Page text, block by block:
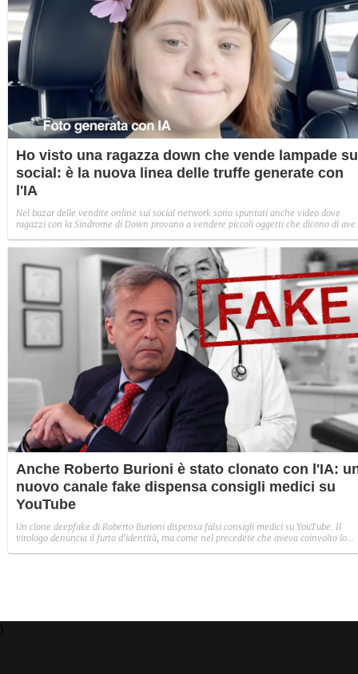
Ho visto una ragazza down che vende lampade
social: è la nuova linea delle truffe generate con
l'IA
Nel bazar delle vendite online sui social network sono spuntati anche video dove
ragazzi con la Sindrome di Down provano a vendere piccoli oggetti che dicono di aver
profilo non c'è niente di reale.
Anche Roberto Burioni è stato clonato con l'IA:
nuovo canale fake dispensa consigli medici su
YouTube
Un clone deepfake di Roberto Burioni dispensa falsi consigli medici su YouTube. Il
virologo denuncia il furto d'identità, ma come nel precedete che aveva coinvolto lo